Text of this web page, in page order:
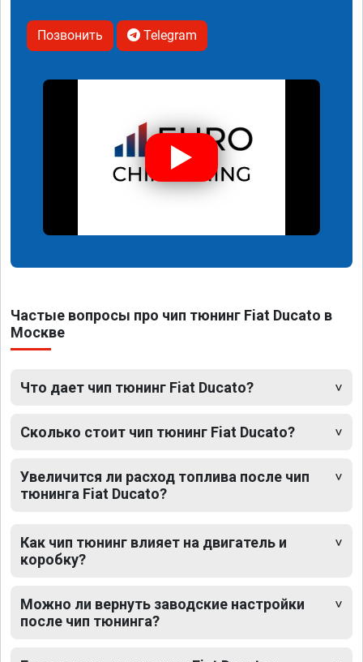
Позвонить Telegram
Частые вопросы про чип тюнинг Fiat Ducato в
Москве
Что дает чип тюнинг Fiat Ducato?
Сколько стоит чип тюнинг Fiat Ducato?
Увеличится ли расход топлива после чип
тюнинга Fiat Ducato?
Как чип тюнинг влияет на двигатель и
коробку?
Можно ли вернуть заводские настройки
после чип тюнинга?